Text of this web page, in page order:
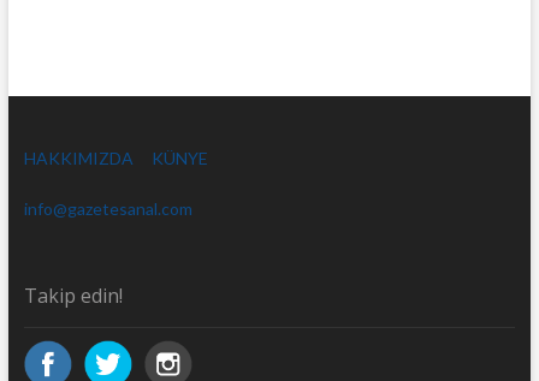
HAKKIMIZDA KÜNYE
info@gazetesanal.com
Takip edin!